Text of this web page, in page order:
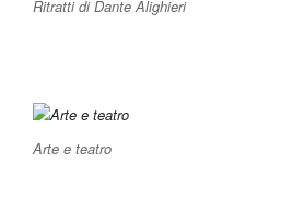
Ritratti di Dante Alighieri
Arte e teatro